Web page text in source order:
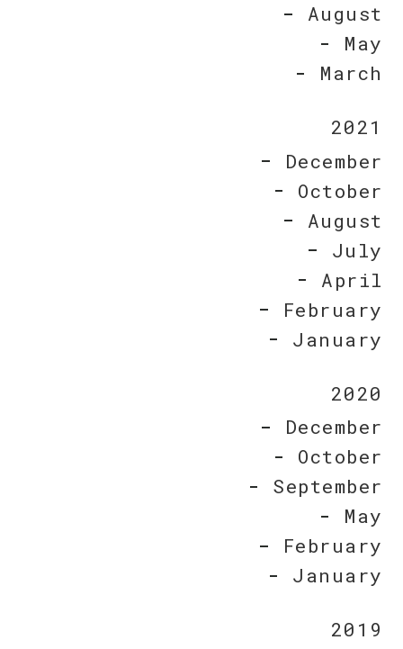
August
May
March
2021
December
October
August
July
April
February
January
2020
December
October
September
May
February
January
2019